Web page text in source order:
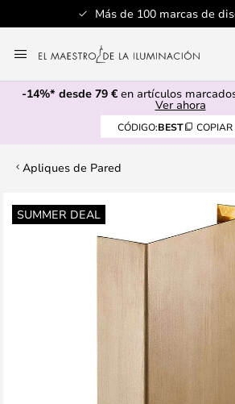
Más de 100 marcas de
al
contenido
-14%* desde 79 €en artículos
Ver ahora
CÓDIGO:BEST COPIAR
Apliques de Pared
SUMMER DEAL
Saltar
al